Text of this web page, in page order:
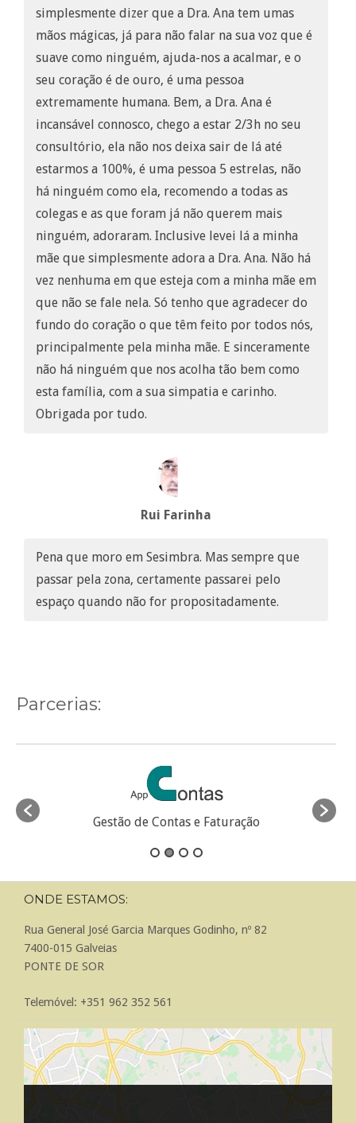
simplesmente dizer que a Dra. Ana tem umas
mãos mágicas, já para não falar na sua voz que é
suave como ninguém, ajuda-nos a acalmar, e o
seu coração é de ouro, é uma pessoa
extremamente humana. Bem, a Dra. Ana é
incansável connosco, chego a estar 2/3h no seu
consultório, ela não nos deixa sair de lá até
estarmos a 100%, é uma pessoa 5 estrelas, não
há ninguém como ela, recomendo a todas as
colegas e as que foram já não querem mais
ninguém, adoraram. Inclusive levei lá a minha
mãe que simplesmente adora a Dra. Ana. Não há
vez nenhuma em que esteja com a minha mãe em
que não se fale nela. Só tenho que agradecer do
fundo do coração o que têm feito por todos nós,
principalmente pela minha mãe. E sinceramente
não há ninguém que nos acolha tão bem como
esta família, com a sua simpatia e carinho.
Obrigada por tudo.
Rui Farinha
Pena que moro em Sesimbra. Mas sempre que
passar pela zona, certamente passarei pelo
espaço quando não for propositadamente.
Parcerias:
Gestão de Contas e Faturação
ONDE ESTAMOS:
Rua General José Garcia Marques Godinho, nº 82
7400-015 Galveias
PONTE DE SOR
Telemóvel: +351 962 352 561